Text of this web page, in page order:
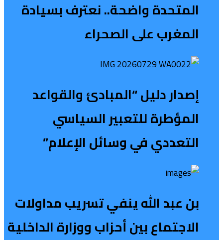
المتحدة واضحة.. نعترف بسيادة
المغرب على الصحراء
إصدار دليل “المبادئ والقواعد
المؤطرة للتعبير السياسي
التعددي في وسائل الإعلام”
بن عبد الله ينفي تسريب مداولات
الاجتماع بين أحزاب ووزارة الداخلية